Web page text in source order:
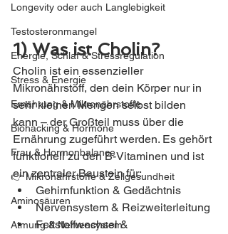
Longevity oder auch Langlebigkeit
Testosteronmangel
Energie, Schlaf & Stressregulation
Stress & Energie
Ernährung & Mikronährstoffe
Biohacking & Hormone
Frau & Hormonbalance
👉 Mikronährstoffe & Zellgesundheit
Aminosäuren
Atmung & Nervensystem
1) Was ist Cholin?
Cholin ist ein essenzieller
Mikronährstoff, den dein Körper nur in
sehr kleinen Mengen selbst bilden
kann – der Großteil muss über die
Ernährung zugeführt werden. Es gehört
funktionell zu den B-Vitaminen und ist
ein zentraler Baustein für:
Gehirnfunktion & Gedächtnis
Nervensystem & Reizweiterleitung
Fettstoffwechsel &